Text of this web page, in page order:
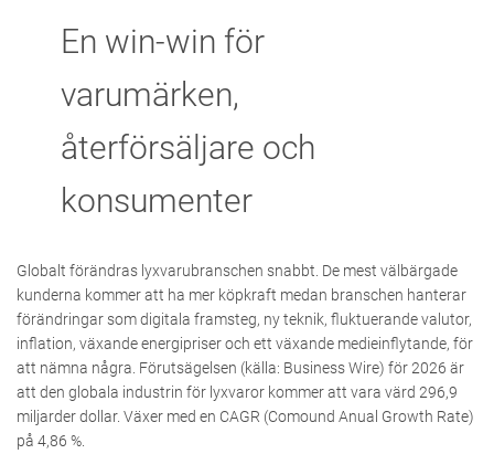
En win-win för
varumärken,
återförsäljare och
konsumenter
Globalt förändras lyxvarubranschen snabbt. De mest välbärgade
kunderna kommer att ha mer köpkraft medan branschen hanterar
förändringar som digitala framsteg, ny teknik, fluktuerande valutor,
inflation, växande energipriser och ett växande medieinflytande, för
att nämna några. Förutsägelsen (källa: Business Wire) för 2026 är
att den globala industrin för lyxvaror kommer att vara värd 296,9
miljarder dollar. Växer med en CAGR (Comound Anual Growth Rate)
på 4,86 %.